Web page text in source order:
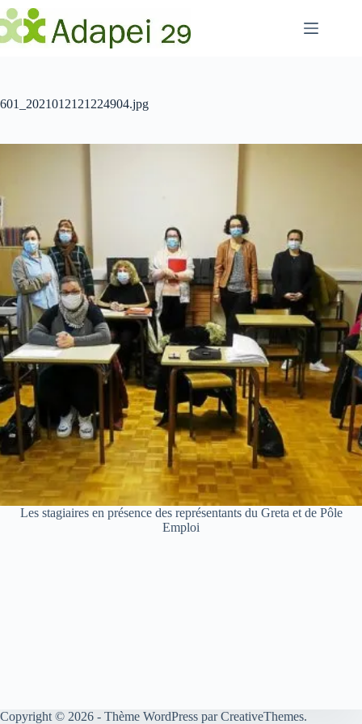
Passer
au
contenu
601_2021012121224904.jpg
Les stagiaires en présence des représentants du Greta et de Pôle
Emploi
Copyright © 2026 - Thème WordPress parCreativeThemes.